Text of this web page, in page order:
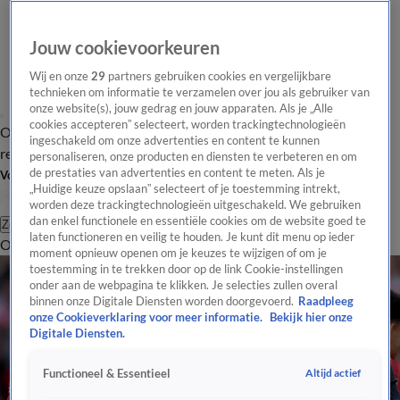
Overzicht Laatste nieuws Regionieuws Het beste van Hart
Tip de
redactie
Volg Hart van Nederland
Zoeken
OverzichtRegioUitzendingenWeerTip de redactiePanelVideo's
Jouw cookievoorkeuren
Wij en onze29 partners gebruiken cookies en vergelijkbare
technieken om informatie te verzamelen over jou als gebruiker van
onze website(s), jouw gedrag en jouw apparaten. Als je „Alle
cookies accepteren” selecteert, worden trackingtechnologieën
ingeschakeld om onze advertenties en content te kunnen
personaliseren, onze producten en diensten te verbeteren en om
de prestaties van advertenties en content te meten. Als je
„Huidige keuze opslaan” selecteert of je toestemming intrekt,
worden deze trackingtechnologieën uitgeschakeld. We gebruiken
dan enkel functionele en essentiële cookies om de website goed te
laten functioneren en veilig te houden. Je kunt dit menu op ieder
moment opnieuw openen om je keuzes te wijzigen of om je
toestemming in te trekken door op de link Cookie-instellingen
onder aan de webpagina te klikken. Je selecties zullen overal
binnen onze Digitale Diensten worden doorgevoerd. Raadpleeg
onze Cookieverklaring voor meer informatie.
Bekijk hier onze
Digitale Diensten.
Functioneel & Essentieel Altijd actief